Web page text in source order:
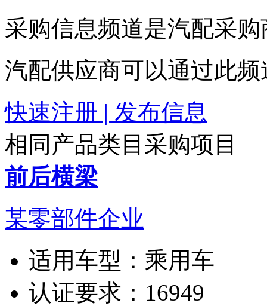
采购信息频道是汽配采
汽配供应商可以通过此
快速注册 | 发布信息
相同产品类目采购项目
前后横梁
某零部件企业
适用车型： 乘用车
认证要求： 16949